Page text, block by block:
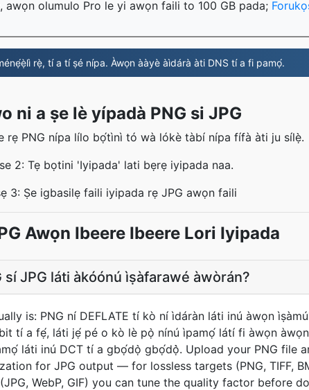
awọn olumulo Pro le yi awọn faili to 100 GB pada;
rẹ̀, tí a tí ṣé nípa. Àwọn ààyè àìdárà àti DNS tí a fi pamọ́.
ni a ṣe lè yípadà PNG si JPG
rẹ PNG nípa lílo bọ́tìnì tó wà lókè tàbí nípa fífà àti ju sílẹ̀.
2: Tẹ bọtini 'Iyipada' lati bẹrẹ iyipada naa.
3: Ṣe igbasilẹ faili iyipada rẹ JPG awọn faili
Awọn Ibeere Ibeere Lori Iyipada
sí JPG láti àkóónú ìṣàfarawé àwòrán?
is: PNG ní DEFLATE tí kò ní ìdáràn láti inú àwọn
tí a fẹ́, láti jẹ́ pé o kò lè pọ̀ nínú ìpamọ́ látí fi àwọn
láti inú DCT tí a gbọ́dọ̀ gbọ́dọ̀̀. Upload your PNG file
for JPG output — for lossless targets (PNG, TIFF,
WebP, GIF) you can tune the quality factor before